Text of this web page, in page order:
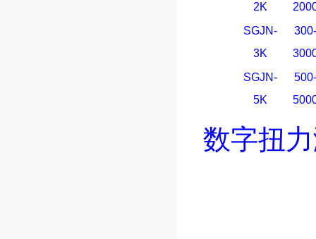
2K
SGJN-
3K
300-
SGJN-
5K
500-
数字扭